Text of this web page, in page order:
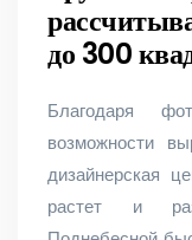
до 300
Благодаря
возможности
дизайнерская
растет и